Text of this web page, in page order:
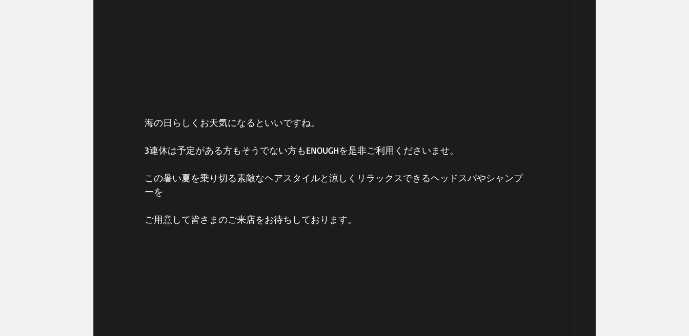
海の日らしくお天気になるといいですね。
3連休は予定がある方もそうでない方もENOUGHを是非ご利用くださいませ。
この暑い夏を乗り切る素敵なヘアスタイルと涼しくリラックスできるヘッドスパやシャンプ
ーを
ご用意して皆さまのご来店をお待ちしております。